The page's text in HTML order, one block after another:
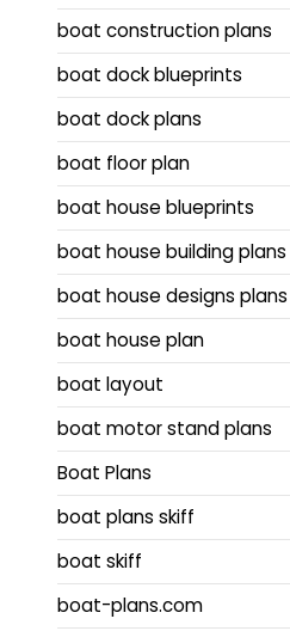
boat construction plans
boat dock blueprints
boat dock plans
boat floor plan
boat house blueprints
boat house building plans
boat house designs plans
boat house plan
boat layout
boat motor stand plans
Boat Plans
boat plans skiff
boat skiff
boat-plans.com